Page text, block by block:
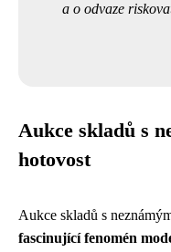
a o odvaze
Aukce skladů s
hotovost
Aukce skladů s
fascinující fenomén